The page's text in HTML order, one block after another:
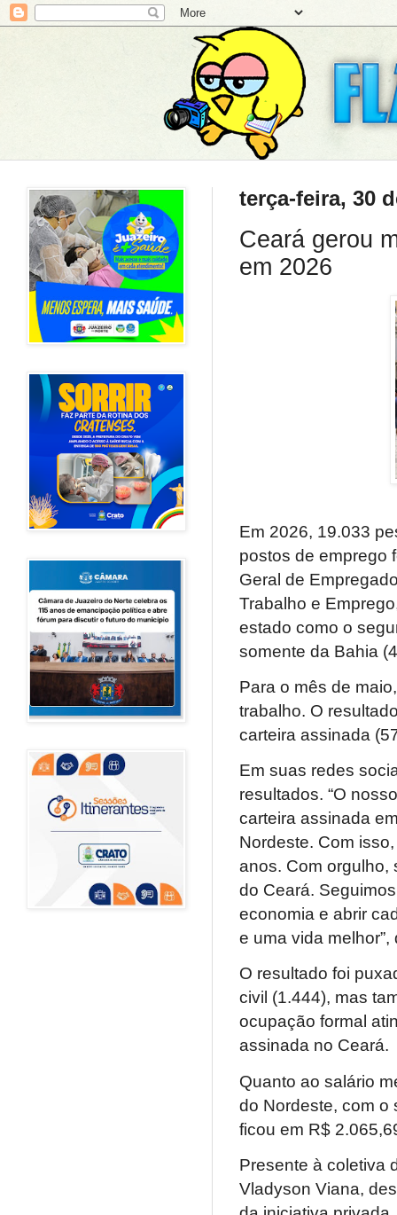
terça-feira, 30
Ceará gerou
em 2026
Em 2026, 19.033
postos de emprego
Geral de
Trabalho e
estado como o
somente da Bahia
Para o mês de
trabalho. O
carteira assinada
Em suas redes
resultados. “O
carteira assinada
Nordeste. Com
anos. Com orgulho,
do Ceará.
economia e abrir
e uma vida
O resultado foi
civil (1.444), mas
ocupação formal
assinada no Ceará.
Quanto ao salário
do Nordeste, com o
ficou em R$
Presente à coletiva
Vladyson Viana,